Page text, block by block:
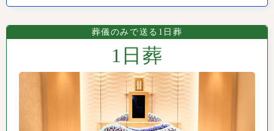
葬儀のみで送る1日葬
1日葬